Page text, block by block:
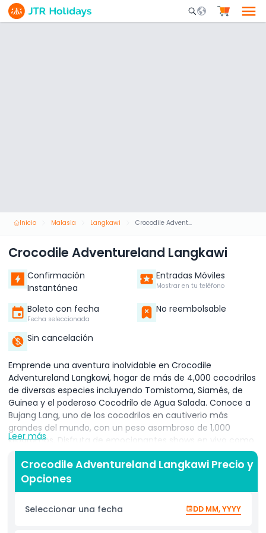
Mobile Search
Inicio Malasia Langkawi Crocodile Adventureland Langkawi
Crocodile Adventureland Langkawi
Confirmación
Instantánea
Entradas Móviles
Mostrar en tu teléfono
Boleto con fecha
Fecha seleccionada
No reembolsable
Sin cancelación
Emprende una aventura inolvidable en Crocodile
Adventureland Langkawi, hogar de más de 4,000 cocodrilos
de diversas especies incluyendo Tomistoma, Siamés, de
Guinea y el poderoso Cocodrilo de Agua Salada. Conoce a
Bujang Lang, uno de los cocodrilos en cautiverio más
grandes del mundo, con un peso asombroso de 1,000
kilogramos. Disfruta de emocionantes shows en vivo como
la Alimentación del Cocodrilo Gigante, el Salto del Cocodrilo
Adulto y la trepidante actuación Wild Croc, donde expertos
manejadores demuestran su habilidad y valor. Acércate a
estos fascinantes reptiles con experiencias prácticas como
la alimentación de cocodrilos juveniles usando paquetes de
pellets incluidos en tu Combo Aventura. Entra en un mundo
Leer más
Crocodile Adventureland Langkawi Precio y
Opciones
Seleccionar una fecha DD MM, YYYY